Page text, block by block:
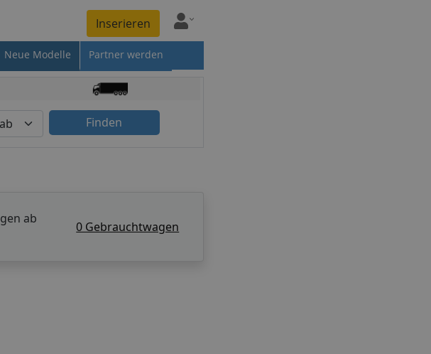
Inserieren
Neue Modelle Partner werden
Finden
ab
0 Gebrauchtwagen